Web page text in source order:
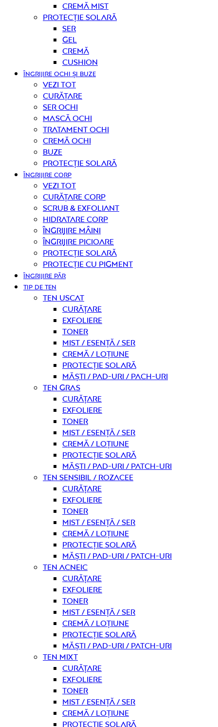
Cremă mist
Protecție solară
Ser
Gel
Cremă
Cushion
ÎNGRIJIRE OCHI ȘI BUZE
Vezi tot
curățare
Ser ochi
Mască ochi
Tratament ochi
Cremă ochi
Buze
Protecție solară
ÎNGRIJIRE CORP
Vezi tot
curățare corp
Scrub & exfoliant
Hidratare corp
Îngrijire mâini
Îngrijire picioare
Protecție solară
Protecție cu pigment
ÎNGRIJIRE PĂR
TIP DE TEN
Ten uscat
curățare
Exfoliere
Toner
Mist / Esență / Ser
Cremă / Loțiune
Protecție solară
Măști / Pad-uri / Pach-uri
Ten gras
curățare
Exfoliere
Toner
Mist / Esență / Ser
Cremă / Loțiune
Protecție solară
Măști / Pad-uri / Patch-uri
Ten sensibil / rozacee
curățare
Exfoliere
Toner
Mist / Esență / Ser
Cremă / Loțiune
Protecție solară
Măști / Pad-uri / Patch-uri
Ten acneic
curățare
Exfoliere
Toner
Mist / Esență / Ser
Cremă / Loțiune
Protecție solară
Măști / Pad-uri / Patch-uri
Ten mixt
curățare
Exfoliere
Toner
Mist / Esență / Ser
Cremă / Loțiune
Protecție solară